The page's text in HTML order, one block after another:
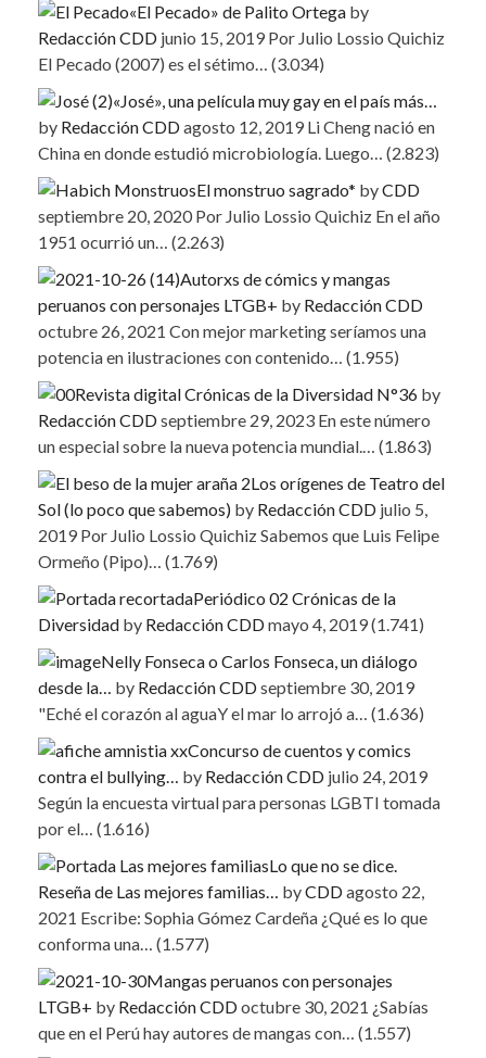
«El Pecado» de Palito Ortega by
Redacción CDD junio 15, 2019 Por Julio Lossio Quichiz
El Pecado (2007) es el sétimo… (3.034)
«José», una película muy gay en el país más…
by Redacción CDDagosto 12, 2019 Li Cheng nació en
China en donde estudió microbiología. Luego… (2.823)
El monstruo sagrado* byCDD
septiembre 20, 2020 Por Julio Lossio Quichiz En el año
1951 ocurrió un… (2.263)
Autorxs de cómics y mangas
peruanos con personajes LTGB+ by Redacción CDD
octubre 26, 2021 Con mejor marketing seríamos una
potencia en ilustraciones con contenido… (1.955)
Revista digital Crónicas de la Diversidad N°36 by
Redacción CDDseptiembre 29, 2023 En este número
un especial sobre la nueva potencia mundial.… (1.863)
Los orígenes de Teatro del
Sol (lo poco que sabemos) by Redacción CDD julio 5,
2019 Por Julio Lossio Quichiz Sabemos que Luis Felipe
Ormeño (Pipo)… (1.769)
Periódico 02 Crónicas de la
Diversidad by Redacción CDDmayo 4, 2019(1.741)
Nelly Fonseca o Carlos Fonseca, un diálogo
desde la… by Redacción CDDseptiembre 30, 2019
"Eché el corazón al aguaY el mar lo arrojó a… (1.636)
Concurso de cuentos y comics
contra el bullying… by Redacción CDD julio 24, 2019
Según la encuesta virtual para personas LGBTI tomada
por el… (1.616)
Lo que no se dice.
Reseña de Las mejores familias… byCDDagosto 22,
2021 Escribe: Sophia Gómez Cardeña ¿Qué es lo que
conforma una… (1.577)
Mangas peruanos con personajes
LTGB+ by Redacción CDDoctubre 30, 2021 ¿Sabías
que en el Perú hay autores de mangas con… (1.557)